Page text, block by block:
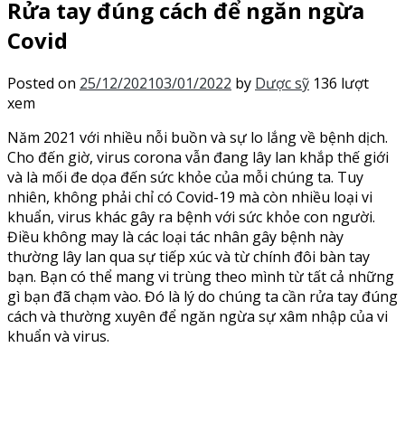
Rửa tay đúng cách để ngăn ngừa
Covid
Posted on 25/12/202103/01/2022 by Dược sỹ 136 lượt
xem
Năm 2021 với nhiều nỗi buồn và sự lo lắng về bệnh dịch.
Cho đến giờ, virus corona vẫn đang lây lan khắp thế giới
và là mối đe dọa đến sức khỏe của mỗi chúng ta. Tuy
nhiên, không phải chỉ có Covid-19 mà còn nhiều loại vi
khuẩn, virus khác gây ra bệnh với sức khỏe con người.
Điều không may là các loại tác nhân gây bệnh này
thường lây lan qua sự tiếp xúc và từ chính đôi bàn tay
bạn. Bạn có thể mang vi trùng theo mình từ tất cả những
gì bạn đã chạm vào. Đó là lý do chúng ta cần rửa tay đúng
cách và thường xuyên để ngăn ngừa sự xâm nhập của vi
khuẩn và virus.